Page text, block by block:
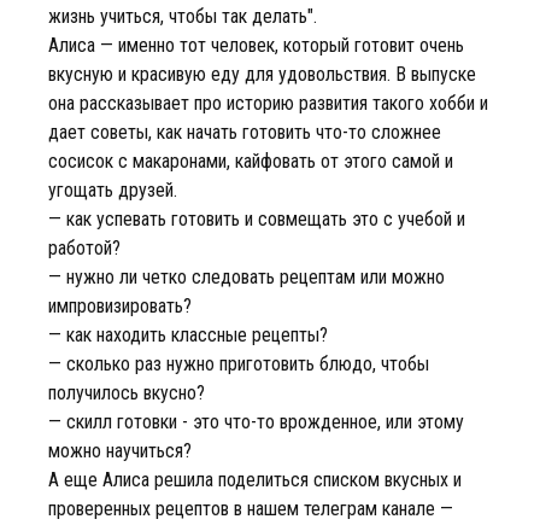
жизнь учиться, чтобы так делать".
Алиса — именно тот человек, который готовит очень
вкусную и красивую еду для удовольствия. В выпуске
она рассказывает про историю развития такого хобби и
дает советы, как начать готовить что-то сложнее
сосисок с макаронами, кайфовать от этого самой и
угощать друзей.
— как успевать готовить и совмещать это с учебой и
работой?
— нужно ли четко следовать рецептам или можно
импровизировать?
— как находить классные рецепты?
— сколько раз нужно приготовить блюдо, чтобы
получилось вкусно?
— скилл готовки - это что-то врожденное, или этому
можно научиться?
А еще Алиса решила поделиться списком вкусных и
проверенных рецептов в нашем телеграм канале —